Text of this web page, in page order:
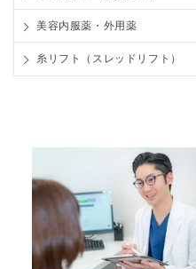
美容内服薬・外用薬
糸リフト（スレッドリフト）